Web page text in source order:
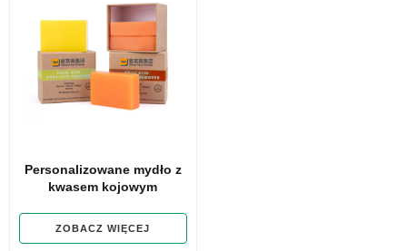
Personalizowane mydło z
kwasem kojowym
ZOBACZ WIĘCEJ